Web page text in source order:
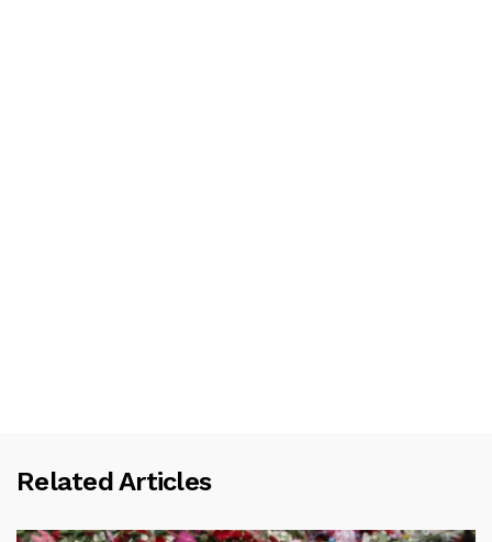
Related Articles